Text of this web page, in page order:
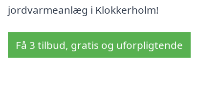
jordvarmeanlæg i Klokkerholm!
Få 3 tilbud, gratis og uforpligtende